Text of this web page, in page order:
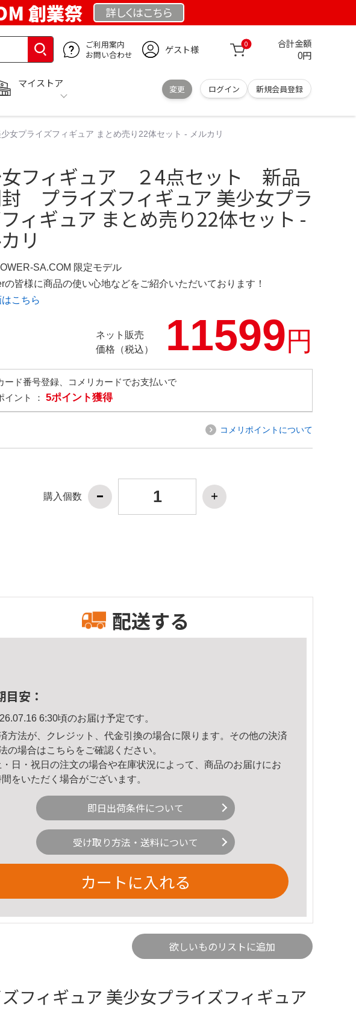
創業祭 詳しくはこちら
ご利用案内
お問い合わせ
ゲスト様 0 合計金額
0円
マイストア
変更 ログイン 新規会員登録
プライズフィギュア まとめ売り22体セット - メルカリ
フィギュア ２4点セット 新品
プライズフィギュア 美少女プラ
ィギュア まとめ売り22体セット -
リ
SA.COM 限定モデル
の皆様に商品の使い心地などをご紹介いただいております！
こちら
ネット販売
価格（税込）
11599円
ード番号登録、コメリカードでお支払いで
イント ： 5ポイント獲得
コメリポイントについて
購入個数
配送する
目安：
6:30頃のお届け予定です。
方法が、クレジット、代金引換の場合に限ります。その他の決済
の場合はこちら をご確認ください。
日・祝日の注文の場合や在庫状況によって、商品のお届けにお
間をいただく場合がございます。
即日出荷条件について
受け取り方法・送料について
カートに入れる
欲しいものリストに追加
ィギュア 美少女プライズフィギュア